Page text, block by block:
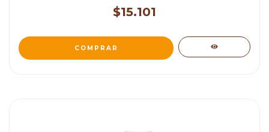
$15.101